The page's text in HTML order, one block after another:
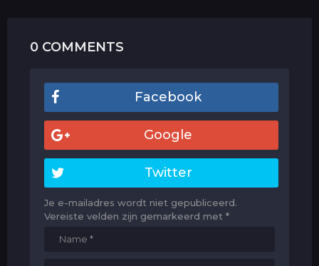
0 COMMENTS
Facebook
Google
Twitter
Je e-mailadres wordt niet gepubliceerd.
Vereiste velden zijn gemarkeerd met *